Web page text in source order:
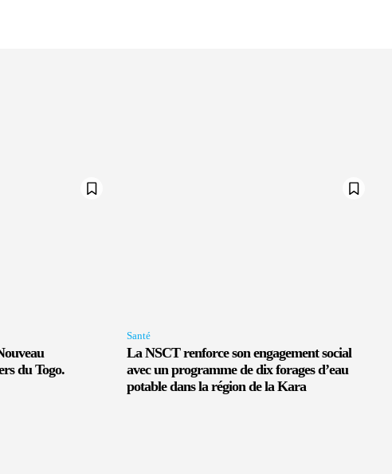
du Togo.
Santé
La NSCT renforce son engagement social
avec un programme de dix forages d’eau
potable dans la région de la Kara